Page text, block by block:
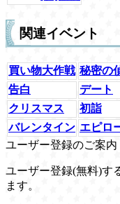
関連イベント
買い物大作戦 秘密の
告白
デート
クリスマス
初詣
バレンタイン エピロ
ユーザー登録のご案内
ユーザー登録(無料)す
ます。